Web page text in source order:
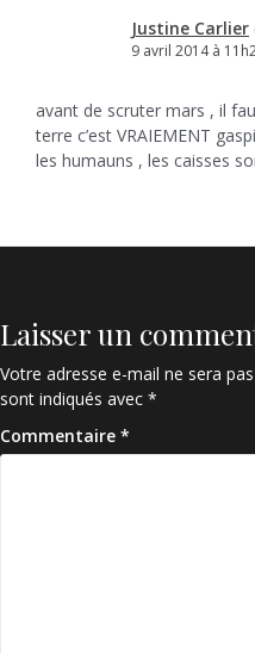
Justine Carlier
9 avril 2014 à
avant de scruter mars , il
terre c’est VRAIEMENT
les humauns , les caisses
Laisser un
Votre adresse e-mail ne sera
sont indiqués avec *
Commentaire *